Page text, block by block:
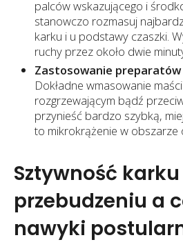
palców wskazującego i
stanowczo rozmasuj
karku i u podstawy czaszki.
ruchy przez około dwie
Zastosowanie preparatów
Dokładne wmasowanie
rozgrzewającym bądź
przynieść bardzo szybką,
to mikrokrążenie w obszarze
Sztywność
przebudzeniu a
nawyki